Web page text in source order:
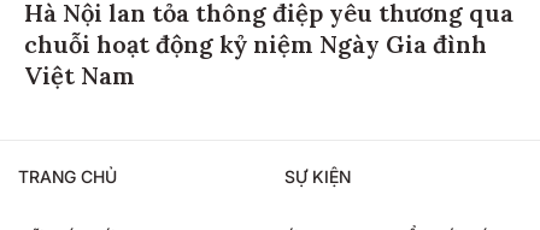
Hà Nội lan tỏa thông điệp yêu thương qua
chuỗi hoạt động kỷ niệm Ngày Gia đình
Việt Nam
TRANG CHỦ SỰ KIỆN